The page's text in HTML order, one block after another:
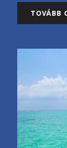
TOVÁBB